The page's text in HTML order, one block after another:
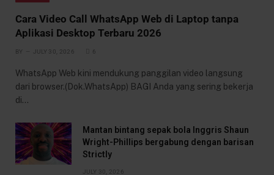
Cara Video Call WhatsApp Web di Laptop tanpa
Aplikasi Desktop Terbaru 2026
BY JULY 30, 2026 6
WhatsApp Web kini mendukung panggilan video langsung
dari browser.(Dok.WhatsApp) BAGI Anda yang sering bekerja
di…
Mantan bintang sepak bola Inggris Shaun
Wright-Phillips bergabung dengan barisan
Strictly
JULY 30, 2026